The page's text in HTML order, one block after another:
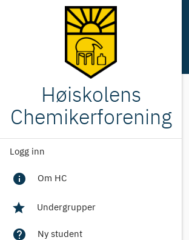
Høiskolens
Chemikerforening
Logg inn
info Om HC
star Undergrupper
help Ny student